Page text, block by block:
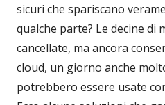
sicuri che spariscano
qualche parte? Le decine di
cancellate, ma ancora
cloud, un giorno anche
potrebbero essere usate